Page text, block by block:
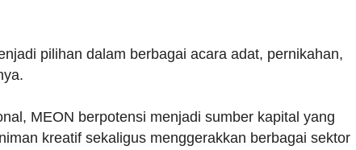
pilihan dalam berbagai acara adat, pernikahan,
MEON berpotensi menjadi sumber kapital yang
kreatif sekaligus menggerakkan berbagai sektor